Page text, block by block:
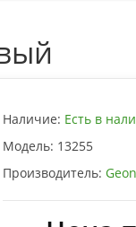
Наличие: Есть в
Модель: 13255
Производитель: